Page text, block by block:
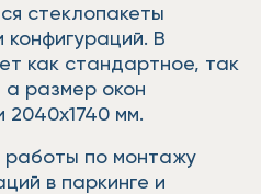
стеклопакеты
В
как стандартное, так
а размер окон
2040х1740 мм.
работы по монтажу
в паркинге и